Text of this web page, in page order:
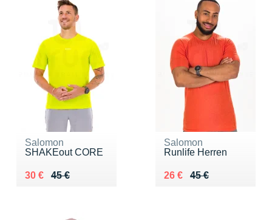
Salomon
SHAKEout CORE
45 €
Au lieu de 45 €
30 €
Vendu 30 €
Salomon
Runlife Herren
45 €
Au lieu de 45 €
26 €
Vendu 26 €